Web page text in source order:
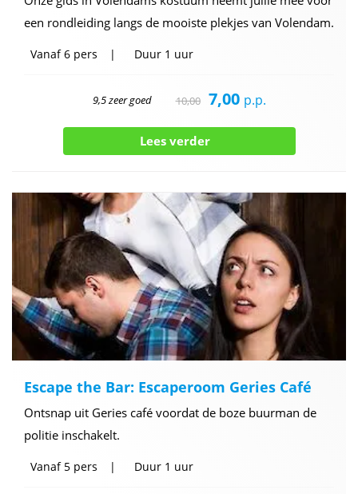
een rondleiding langs de mooiste plekjes van Volendam.
Vanaf6 pers Duur 1 uur
9,5 zeer goed 10,00 7,00 p.p.
Lees verder
Escape the Bar: Escaperoom Geries Café
Ontsnap uit Geries café voordat de boze buurman de
politie inschakelt.
Vanaf5 pers Duur 1 uur